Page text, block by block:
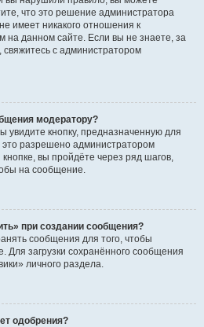
что это решение администратора
имеет никакого отношения к
данном сайте. Если вы не знаете, за
с администратором
модератору?
кнопку, предназначенную для
разрешено администратором
вы пройдёте через ряд шагов,
на сообщение.
при создании сообщения?
сообщения для того, чтобы
Для загрузки сохранённого сообщения
личного раздела.
одобрения?